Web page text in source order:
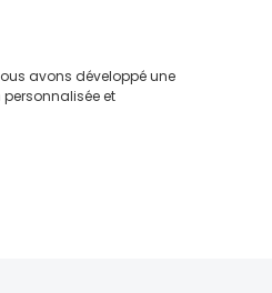
avons développé une
et